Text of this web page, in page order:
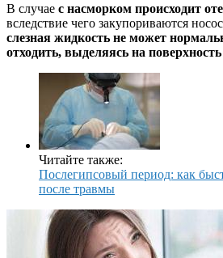
В случае с насморком происходит
вследствие чего закупориваются
слезная жидкость не может
отходить, выделяясь на
Читайте также:
Послегипсовый период: как
после травмы